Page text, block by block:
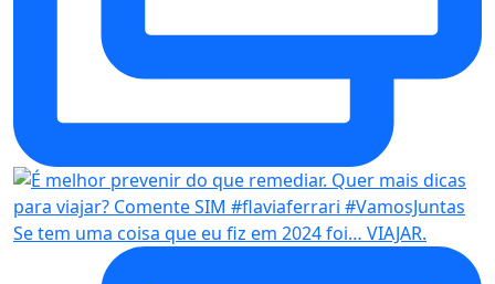
Se tem uma coisa que eu fiz em 2024 foi… VIAJAR.